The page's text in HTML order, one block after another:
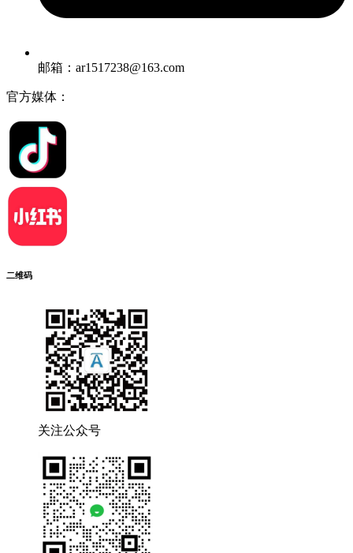
邮箱：ar1517238@163.com
官方媒体：
二维码
关注公众号